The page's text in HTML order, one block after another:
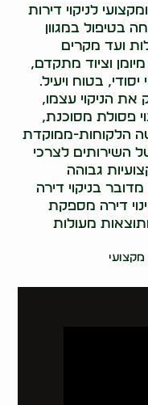
לניקוי דירות
בטיפול במגוון
ועד מקרים
וציוד מתקדם,
בטוח ויעיל.
את הניקוי עצמו,
פסולת מסוכנת,
הלקוחות-ממוקדת
השירותים לצרכי
גבוהה
בניקוי דירה
דירה מספקת
מעולות